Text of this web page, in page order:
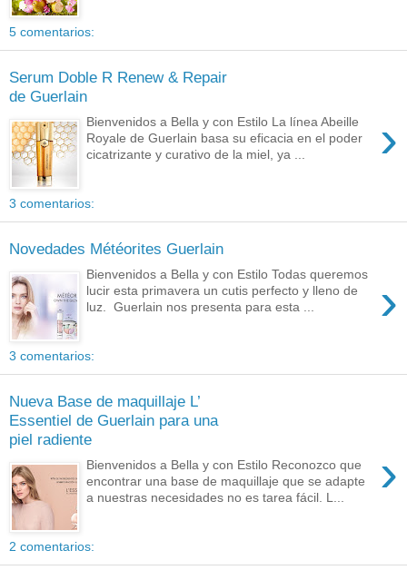
5 comentarios:
Serum Doble R Renew & Repair
de Guerlain
›
Bienvenidos a Bella y con Estilo La línea Abeille
Royale de Guerlain basa su eficacia en el poder
cicatrizante y curativo de la miel, ya ...
3 comentarios:
Novedades Météorites Guerlain
›
Bienvenidos a Bella y con Estilo Todas queremos
lucir esta primavera un cutis perfecto y lleno de
luz. Guerlain nos presenta para esta ...
3 comentarios:
Nueva Base de maquillaje L’
Essentiel de Guerlain para una
piel radiente
›
Bienvenidos a Bella y con Estilo Reconozco que
encontrar una base de maquillaje que se adapte
a nuestras necesidades no es tarea fácil. L...
2 comentarios: